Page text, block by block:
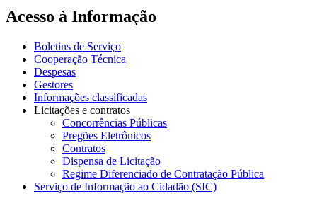
Acesso à Informação
Boletins de Serviço
Cooperação Técnica
Despesas
Gestores
Informações classificadas
Licitações e contratos
Concorrências Públicas
Pregões Eletrônicos
Contratos
Dispensa de Licitação
Regime Diferenciado de Contratação Pública
Serviço de Informação ao Cidadão (SIC)